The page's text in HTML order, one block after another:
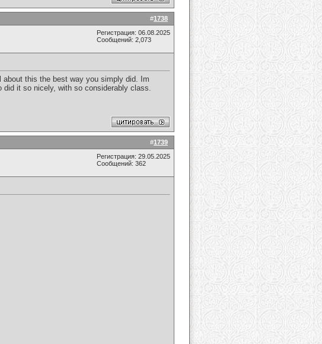
#1738
Регистрация: 06.08.2025
Сообщений: 2,073
about this the best way you simply did. Im
did it so nicely, with so considerably class.
#1739
Регистрация: 29.05.2025
Сообщений: 362